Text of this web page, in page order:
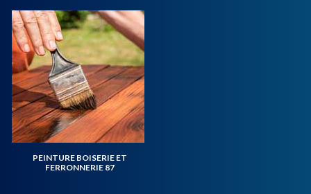
PEINTURE BOISERIE ET
FERRONNERIE 87